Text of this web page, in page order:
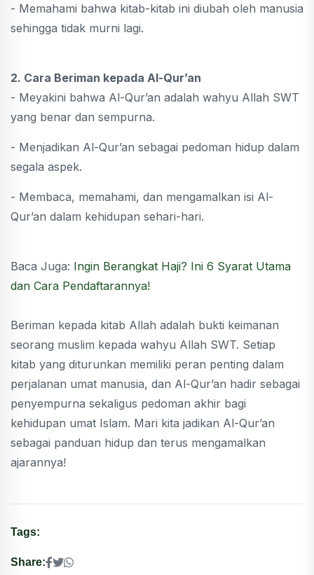
- Memahami bahwa kitab-kitab ini diubah oleh manusia
sehingga tidak murni lagi.
2. Cara Beriman kepada Al-Qur’an
- Meyakini bahwa Al-Qur’an adalah wahyu Allah SWT
yang benar dan sempurna.
- Menjadikan Al-Qur’an sebagai pedoman hidup dalam
segala aspek.
- Membaca, memahami, dan mengamalkan isi Al-
Qur’an dalam kehidupan sehari-hari.
Baca Juga: Ingin Berangkat Haji? Ini 6 Syarat Utama
dan Cara Pendaftarannya!
Beriman kepada kitab Allah adalah bukti keimanan
seorang muslim kepada wahyu Allah SWT. Setiap
kitab yang diturunkan memiliki peran penting dalam
perjalanan umat manusia, dan Al-Qur’an hadir sebagai
penyempurna sekaligus pedoman akhir bagi
kehidupan umat Islam. Mari kita jadikan Al-Qur’an
sebagai panduan hidup dan terus mengamalkan
ajarannya!
Tags:
Share: